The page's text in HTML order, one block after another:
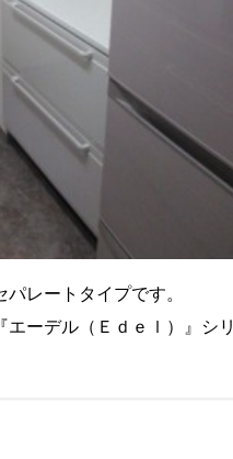
レートタイプです。
ーデル（Ｅｄｅｌ）』シリ